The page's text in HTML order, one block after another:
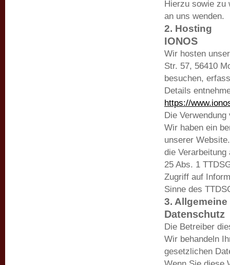
Hierzu sowie zu
an uns wenden.
2. Hosting
IONOS
Wir hosten
Str. 57, 56410
besuchen,
Details
https://
Die
Wir haben ein
unserer
die
25 Abs. 1
Zugriff auf
Sinne des
3.
Datenschutz
Die Betreiber
Wir behandeln
gesetzlichen